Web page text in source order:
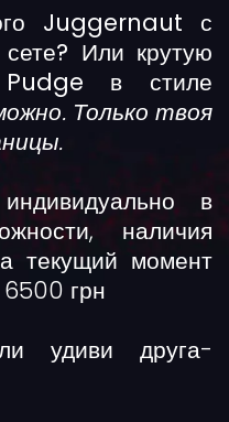
Juggernaut с
Или крутую
Pudge в стиле
Только твоя
в
наличия
текущий момент
6500 грн
удиви друга-